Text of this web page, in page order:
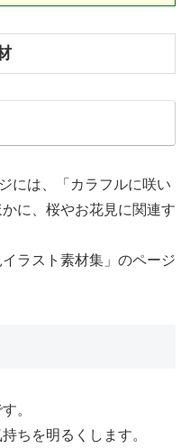
には、「カラフルに咲い
に、桜やお花見に関連す
ラスト素材集」のページ
。
ちを明るくします。